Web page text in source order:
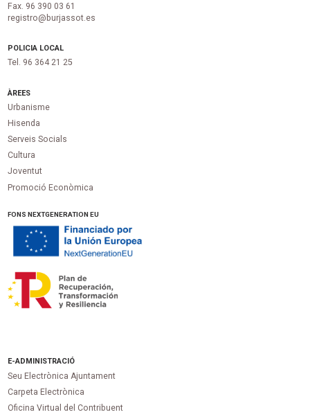
Fax. 96 390 03 61
registro@burjassot.es
POLICIA LOCAL
Tel. 96 364 21 25
ÀREES
Urbanisme
Hisenda
Serveis Socials
Cultura
Joventut
Promoció Econòmica
FONS NEXTGENERATION EU
E-ADMINISTRACIÓ
Seu Electrònica Ajuntament
Carpeta Electrònica
Oficina Virtual del Contribuent